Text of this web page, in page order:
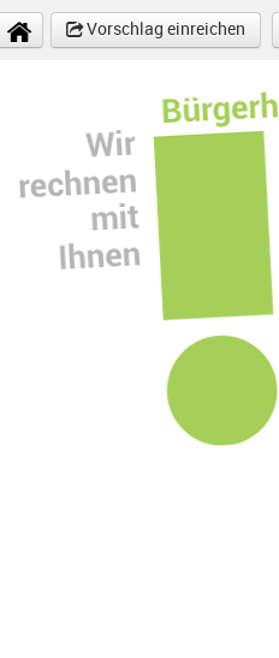
Vorschlag einreichen